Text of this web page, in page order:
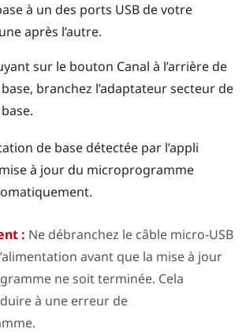
à un des ports USB de votre
après l’autre.
sur le bouton Canal à l’arrière de
branchez l’adaptateur secteur de
de base détectée par l’appli
à jour du microprogramme
: Ne débranchez le câble micro-USB
avant que la mise à jour
ne soit terminée. Cela
à une erreur de